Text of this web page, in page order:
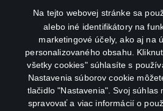
Na tejto webovej stránke sa
alebo iné identifikátory na
marketingové účely, ako aj na
personalizovaného obsahu.
všetky cookies" súhlasíte s
Nastavenia súborov cookie
tlačidlo "Nastavenia". Svoj súhlas
spravovať a viac informácií o
O aplikácii Canal+